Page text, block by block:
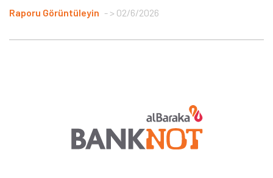
Raporu Görüntüleyin > 02/6/2026